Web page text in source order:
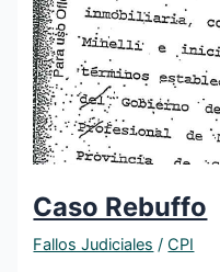
Caso Rebuffo
Fallos Judiciales /CPI